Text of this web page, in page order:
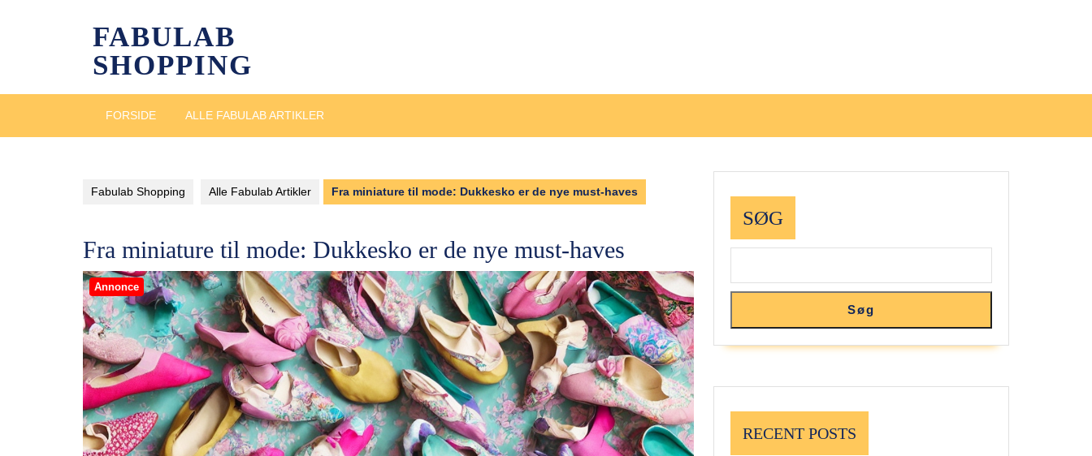
FABULAB
SHOPPING
FORSIDE ALLE FABULAB ARTIKLER
Fabulab Shopping Alle Fabulab Artikler Fra miniature til mode: Dukkesko er de nye must-haves
Fra miniature til mode: Dukkesko er de nye must-haves
Annonce
SØG
Søg
RECENT POSTS